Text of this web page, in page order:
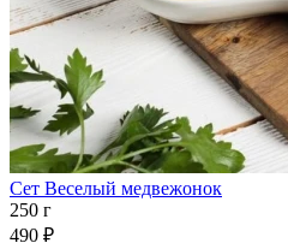
Сет Веселый медвежонок
250 г
490 ₽